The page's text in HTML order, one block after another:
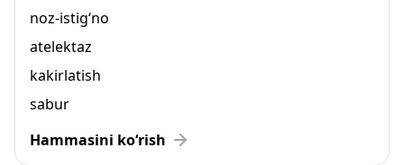
noz-istig‘no
atelektaz
kakirlatish
sabur
Hammasini ko‘rish